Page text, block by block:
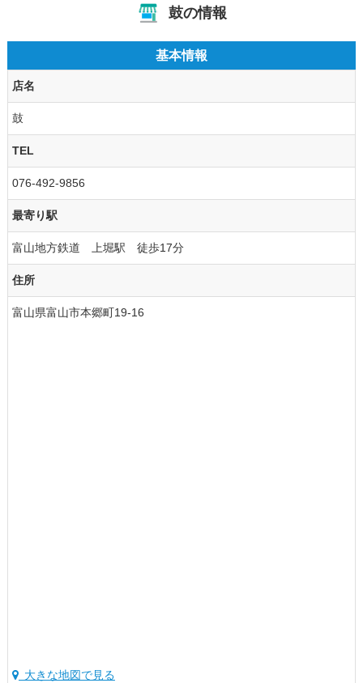
鼓の情報
基本情報
店名
鼓
TEL
076-492-9856
最寄り駅
富山地方鉄道 上堀駅 徒歩17分
住所
富山県富山市本郷町19-16
大きな地図で見る